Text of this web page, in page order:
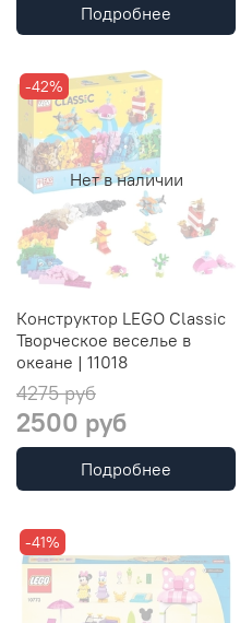
Подробнее
Нет в наличии
-42%
Конструктор LEGO Classic
Творческое веселье в
океане | 11018
4275 руб
2500 руб
Подробнее
-41%